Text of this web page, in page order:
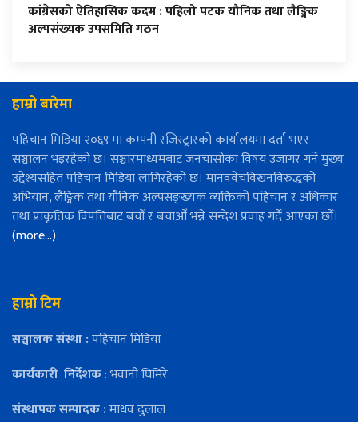
कांग्रेसको ऐतिहासिक कदम : पहिलो पटक यौनिक तथा लैङ्गिक
अल्पसंख्यक उपसमिति गठन
हाम्रो बारेमा
पहिचान मिडिया २०६९ मा कम्पनी रजिस्ट्रारको कार्यालयमा दर्ता भएर
सञ्चालन भइरहेको छ। सञ्चारमाध्यमबाट जनचासोका विषय उजागर गर्ने मुख्य
उद्देश्यसहित पहिचान मिडिया लागिरहेको छ। मानववेचविखनविरुद्धको
अभियान, लैङ्गिक तथा यौनिक अल्पसङ्ख्यक व्यक्तिको पहिचान र अधिकार
तथा प्राकृतिक विपत्तिबाट बचौँ र बचाऔँ भन्ने सन्देश प्रवाह गर्दै आएका छौँ।
(more…)
हाम्रो टिम
सञ्चालक संस्था :पहिचान मिडिया
कार्यकारी निर्देशक: भवानी घिमिरे
संस्थापक सम्पादक :माधव दुलाल